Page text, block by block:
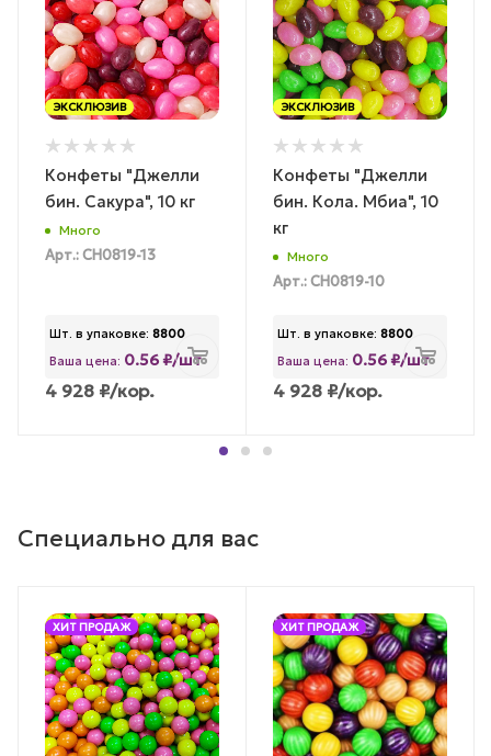
ЭКСКЛЮЗИВ
Конфеты "Джелли
бин. Сакура", 10 кг
Много
Арт.: CH0819-13
Шт. в упаковке: 8800
Ваша цена: 0.56 ₽/шт
4 928 ₽/кор.
ЭКСКЛЮЗИВ
Конфеты "Джелли
бин. Кола. Мбиа", 10
кг
Много
Арт.: CH0819-10
Шт. в упаковке: 8800
Ваша цена: 0.56 ₽/шт
4 928 ₽/кор.
Специально для вас
ХИТ ПРОДАЖ ХИТ ПРОДАЖ